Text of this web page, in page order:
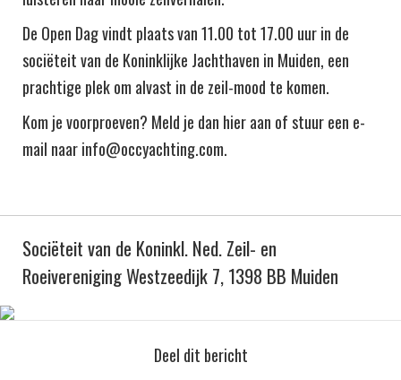
De Open Dag vindt plaats van 11.00 tot 17.00 uur in de
sociëteit van de Koninklijke Jachthaven in Muiden, een
prachtige plek om alvast in de zeil-mood te komen.
Kom je voorproeven? Meld je dan hier aan of stuur een e-
mail naar info@occyachting.com.
Sociëteit van de Koninkl. Ned. Zeil- en
Roeivereniging Westzeedijk 7, 1398 BB Muiden
Deel dit bericht